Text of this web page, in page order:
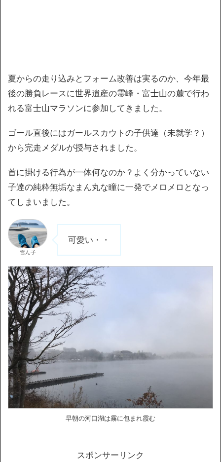
夏からの走り込みとフォーム改善は実るのか、今年最
後の勝負レースに世界遺産の霊峰・富士山の麓で行わ
れる富士山マラソンに参加してきました。
ゴール直後にはガールスカウトの子供達（未就学？）
から完走メダルが授与されました。
首に掛ける行為が一体何なのか？よく分かっていない
子達の純粋無垢なまん丸な瞳に一発でメロメロとなっ
てしまいました。
雪ん子
可愛い・・
早朝の河口湖は霧に包まれ霞む
スポンサーリンク